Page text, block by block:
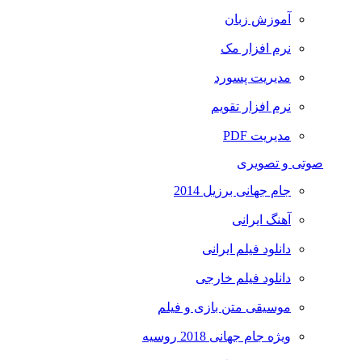
آموزش زبان
نرم افزار مک
مدیریت پسورد
نرم افزار تقویم
مدیریت PDF
صوتی و تصویری
جام جهانی برزیل 2014
آهنگ ایرانی
دانلود فیلم ایرانی
دانلود فیلم خارجی
موسیقی متن بازی و فیلم
ویژه جام جهانی 2018 روسیه